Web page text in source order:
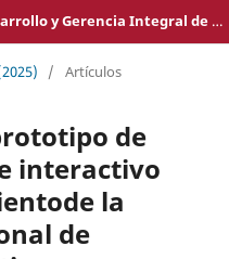
Revista Investigación en Desarrollo y Gerencia Integral de Proyectos. ISSN en línea 2619-1830
/ Artículos
de
interactivo
la
de